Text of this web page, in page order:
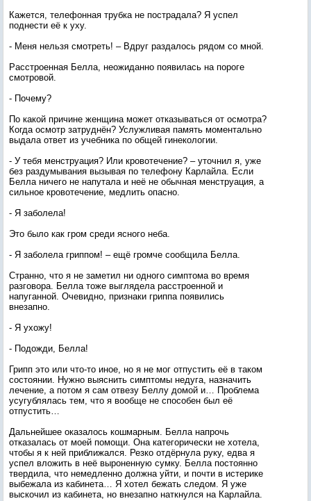
Кажется, телефонная трубка не пострадала? Я успел
поднести её к уху.
- Меня нельзя смотреть! – Вдруг раздалось рядом со мной.
Расстроенная Белла, неожиданно появилась на пороге
смотровой.
- Почему?
По какой причине женщина может отказываться от осмотра?
Когда осмотр затруднён? Услужливая память моментально
выдала ответ из учебника по общей гинекологии.
- У тебя менструация? Или кровотечение? – уточнил я, уже
без раздумывания вызывая по телефону Карлайла. Если
Белла ничего не напутала и неё не обычная менструация, а
сильное кровотечение, медлить опасно.
- Я заболела!
Это было как гром среди ясного неба.
- Я заболела гриппом! – ещё громче сообщила Белла.
Странно, что я не заметил ни одного симптома во время
разговора. Белла тоже выглядела расстроенной и
напуганной. Очевидно, признаки гриппа появились
внезапно.
- Я ухожу!
- Подожди, Белла!
Грипп это или что-то иное, но я не мог отпустить её в таком
состоянии. Нужно выяснить симптомы недуга, назначить
лечение, а потом я сам отвезу Беллу домой и… Проблема
усугублялась тем, что я вообще не способен был её
отпустить…
Дальнейшее оказалось кошмарным. Белла напрочь
отказалась от моей помощи. Она категорически не хотела,
чтобы я к ней приближался. Резко отдёрнула руку, едва я
успел вложить в неё выроненную сумку. Белла постоянно
твердила, что немедленно должна уйти, и почти в истерике
выбежала из кабинета… Я хотел бежать следом. Я уже
выскочил из кабинета, но внезапно наткнулся на Карлайла.